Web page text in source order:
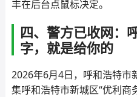
丰在后台点鼠标决定。
四、警方已收网：
字，就是给你的
2026年6月4日，呼和浩特市
集呼和浩特市新城区“优利商